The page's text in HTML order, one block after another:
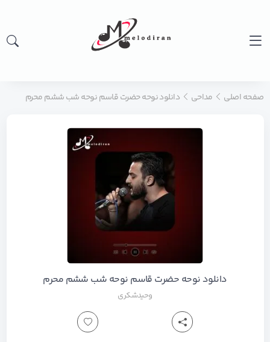
صفحه اصلی مداحی دانلود نوحه حضرت قاسم نوحه شب ششم محرم
دانلود نوحه حضرت قاسم نوحه شب ششم محرم
وحیدشکری